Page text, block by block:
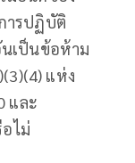
ารปฏิบัติ
นเป็นข้อห้าม
แห่ง
และ
ไม่